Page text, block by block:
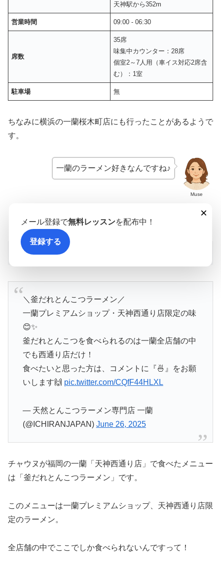
天神駅から352m
営業時間 09:00 - 06:30
席数
35席
味集中カウンター：28席
個室2～7人用（車イス対応2席含
む）：1室
駐車場 無
ちなみに横浜の一蘭桜木町店にも行ったことがあるようで
す。
Muse
一蘭のラーメン好きなんですね♪
スポンサーリンク
チャウヌが一蘭で食べたメニューは？
＼釜だれとんこつラーメン／
一蘭プレミアムショップ・天神西通り店限定の味
😊✨
釜だれとんこつを食べられるのは一蘭全店舗の中
でも西通り店だけ！
食べたいと思った方は、コメントに『🍜』をお願
いします🙌 pic.twitter.com/CQfF44HLXL
— 天然とんこつラーメン専門店 一蘭
(@ICHIRANJAPAN) June 26, 2025
チャウヌが福岡の一蘭「天神西通り店」で食べたメニュー
は「釜だれとんこつラーメン」です。
このメニューは一蘭プレミアムショップ、天神西通り店限
定のラーメン。
全店舗の中でここでしか食べられないんですって！
×
メール登録で無料レッスンを配布中！
登録する